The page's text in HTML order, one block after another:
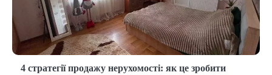
4 стратегії продажу нерухомості: як це зробити